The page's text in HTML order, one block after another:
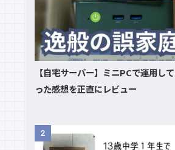
【自宅サーバー】ミニPCで運用し
った感想を正直にレビュー
2